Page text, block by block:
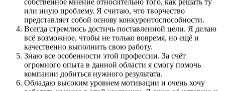
или иную проблему. Я считаю, что творчество
представляет собой основу конкурентоспособности.
Всегда стремлюсь достичь поставленной цели. Я делаю
всё возможное, чтобы не только вовремя, но ещё и
качественно выполнить свою работу.
Знаю все особенности этой профессии. За счёт
огромного опыта в данной области я смогу помочь
компании добиться нужного результата.
Обладаю высоким уровнем мотивации и очень хочу